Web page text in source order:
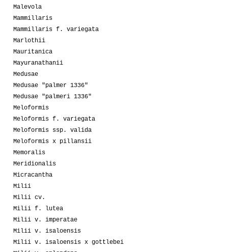
Malevola
Mammillaris
Mammillaris f. variegata
Marlothii
Mauritanica
Mayuranathanii
Medusae
Medusae "palmer 1336"
Medusae "palmeri 1336"
Meloformis
Meloformis f. variegata
Meloformis ssp. valida
Meloformis x pillansii
Memoralis
Meridionalis
Micracantha
Milii
Milii cv.
Milii f. lutea
Milii v. imperatae
Milii v. isaloensis
Milii v. isaloensis x gottlebei